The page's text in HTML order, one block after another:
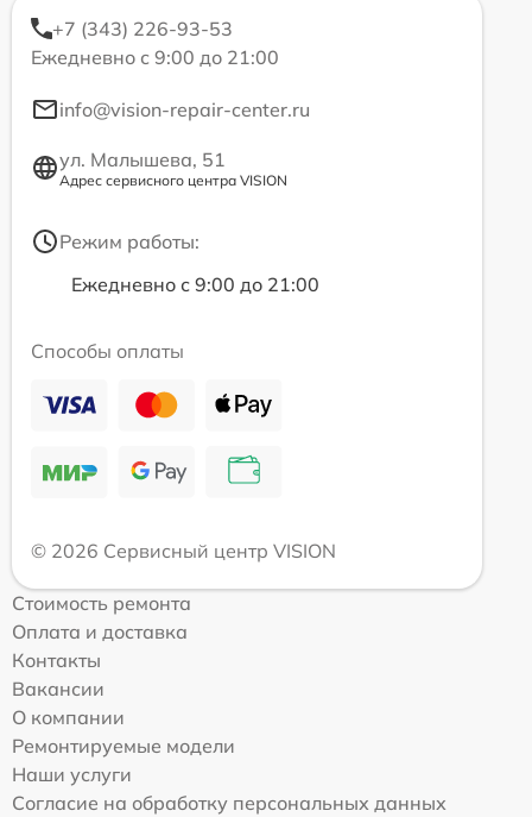
+7 (343) 226-93-53
Ежедневно с 9:00 до 21:00
info@vision-repair-center.ru
ул. Малышева, 51
Адрес сервисного центра VISION
Режим работы:
Ежедневно с 9:00 до 21:00
Способы оплаты
© 2026 Сервисный центр VISION
Стоимость ремонта
Оплата и доставка
Контакты
Вакансии
О компании
Ремонтируемые модели
Наши услуги
Согласие на обработку персональных данных